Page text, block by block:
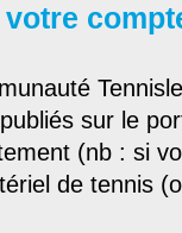
sur le
(nb : si
de tennis